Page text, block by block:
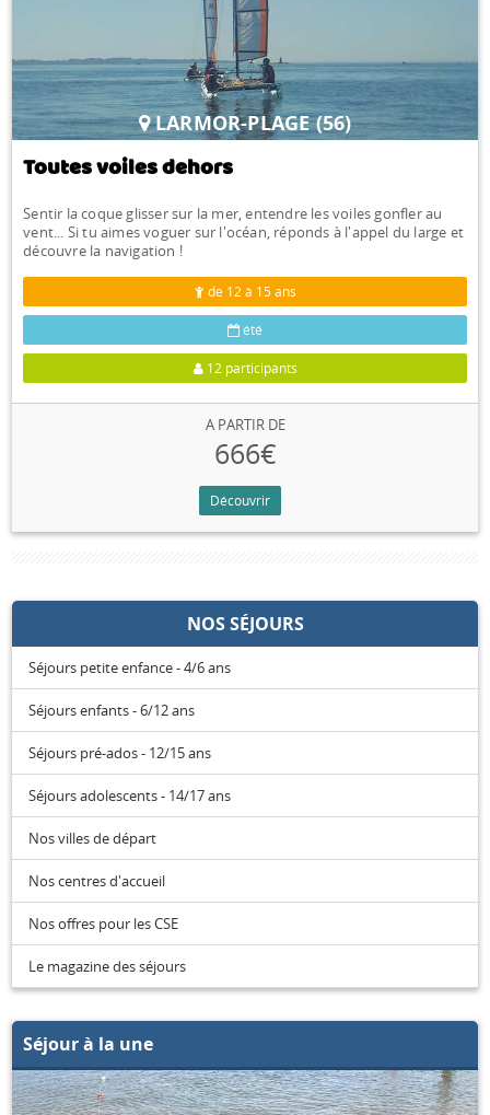
LARMOR-PLAGE (56)
Toutes voiles dehors
Sentir la coque glisser sur la mer, entendre les voiles gonfler au
vent... Si tu aimes voguer sur l'océan, réponds à l'appel du large et
découvre la navigation !
de 12 à 15 ans
été
12 participants
A PARTIR DE
666€
Découvrir
NOS SÉJOURS
Séjours petite enfance - 4/6 ans
Séjours enfants - 6/12 ans
Séjours pré-ados - 12/15 ans
Séjours adolescents - 14/17 ans
Nos villes de départ
Nos centres d'accueil
Nos offres pour les CSE
Le magazine des séjours
Séjour à la une